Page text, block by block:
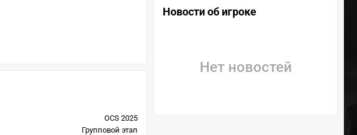
OCS 2025
Групповой этап
Новости об игроке
Нет новостей